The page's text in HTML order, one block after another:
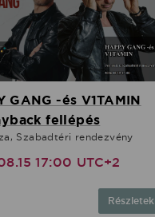
GANG -és V1TAMIN
fellépés
Szabadtéri rendezvény
17:00 UTC+2
Részletek